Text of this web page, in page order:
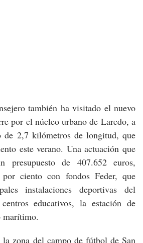
también ha visitado el nuevo
por el núcleo urbano de Laredo, a
de 2,7 kilómetros de longitud, que
este verano. Una actuación que
presupuesto de 407.652 euros,
ciento con fondos Feder, que
instalaciones deportivas del
educativos, la estación de
marítimo.
zona del campo de fútbol de San